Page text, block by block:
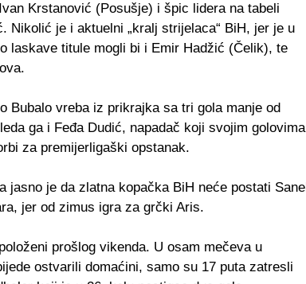
Krstanović (Posušje) i špic lidera na tabeli
Nikolić je i aktuelni „kralj strijelaca“ BiH, jer je u
laskave titule mogli bi i Emir Hadžić (Čelik), te
Bubalo vreba iz prikrajka sa tri gola manje od
ga i Feđa Dudić, napadač koji svojim golovima
za premijerligaški opstanak.
jasno je da zlatna kopačka BiH neće postati Sanel
jer od zimus igra za grčki Aris.
prošlog vikenda. U osam mečeva u
ostvarili domaćini, samo su 17 puta zatresli